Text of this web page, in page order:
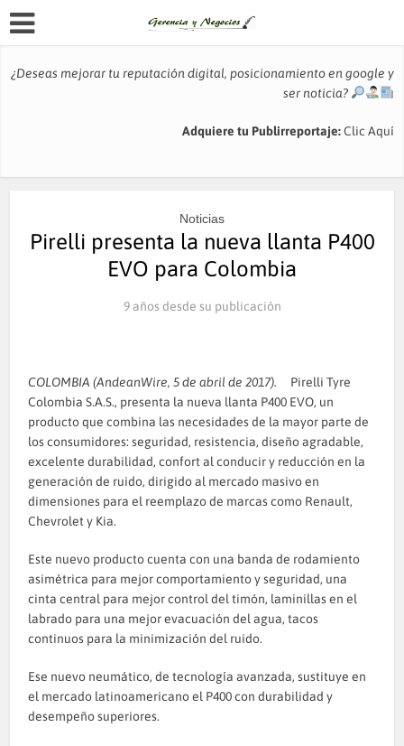
¿Deseas mejorar tu reputación digital, posicionamiento en google y
ser noticia?
Adquiere tu Publirreportaje:Clic Aquí
Noticias
Pirelli presenta la nueva llanta P400
EVO para Colombia
9 años desde su publicación
COLOMBIA (AndeanWire, 5 de abril de 2017).
Pirelli Tyre
Colombia S.A.S., presenta la nueva llanta P400 EVO, un
producto que combina las necesidades de la mayor parte de
los consumidores: seguridad, resistencia, diseño agradable,
excelente durabilidad, confort al conducir y reducción en la
generación de ruido, dirigido al mercado masivo en
dimensiones para el reemplazo de marcas como Renault,
Chevrolet y Kia.
Este nuevo producto cuenta con una banda de rodamiento
asimétrica para mejor comportamiento y seguridad, una
cinta central para mejor control del timón, laminillas en el
labrado para una mejor evacuación del agua, tacos
continuos para la minimización del ruido.
Ese nuevo neumático, de tecnología avanzada, sustituye en
el mercado latinoamericano el P400 con durabilidad y
desempeño superiores.